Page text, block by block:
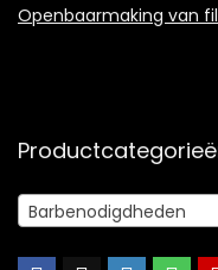
Openbaarmaking van
Barbenodigdheden